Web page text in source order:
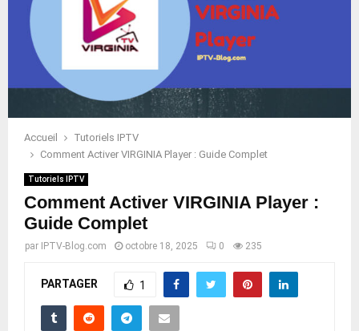
Accueil
Tutoriels IPTV
Comment Activer VIRGINIA Player : Guide Complet
Tutoriels IPTV
Comment Activer VIRGINIA Player :
Guide Complet
par IPTV-Blog.com octobre 18, 2025 0 235
PARTAGER 1